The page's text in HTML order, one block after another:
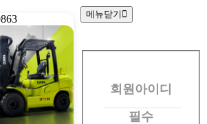
메뉴닫기
회
회원아이디
필수